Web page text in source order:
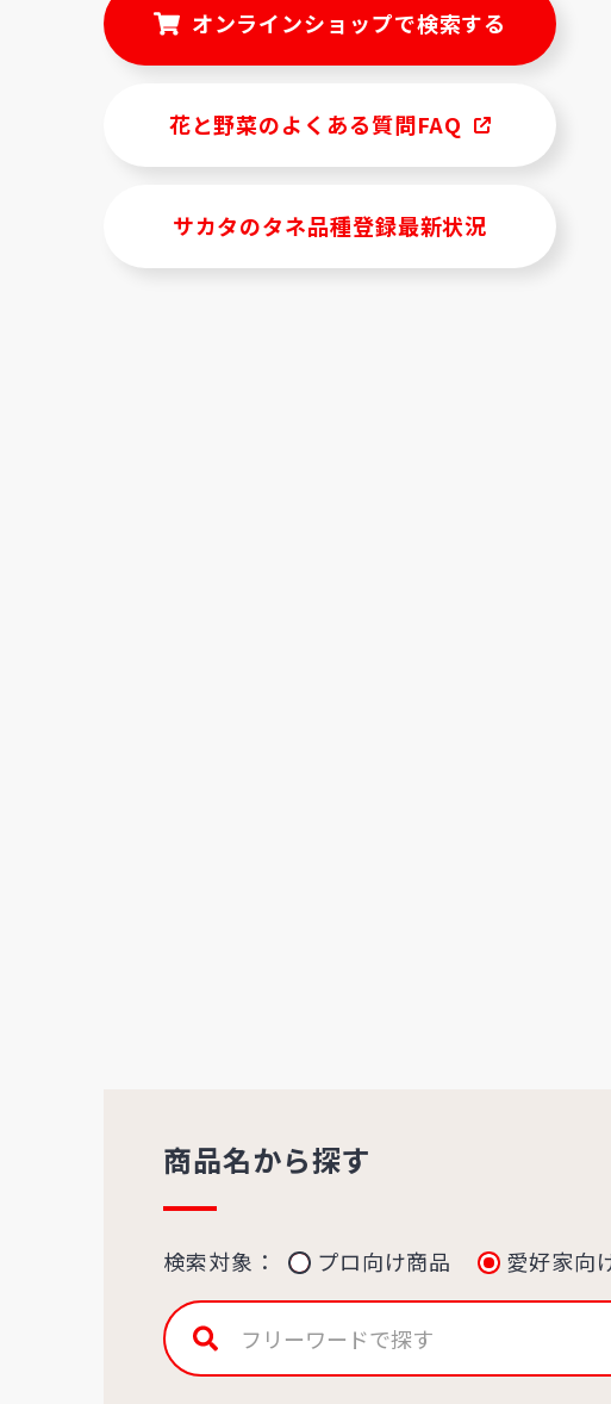
オンラインショップで検索する
花と野菜のよくある質問FAQ
サカタのタネ品種登録最新状況
商品名から探す
検索対象： プロ向け商品 愛好家向